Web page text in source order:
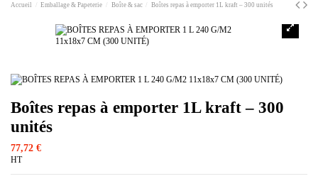
Accueil Emballage & Papeterie Boîte & sac Boîtes repas à emporter 1L kraft – 300 unités
Boîtes repas à emporter 1L kraft – 300
unités
77,72 €
HT